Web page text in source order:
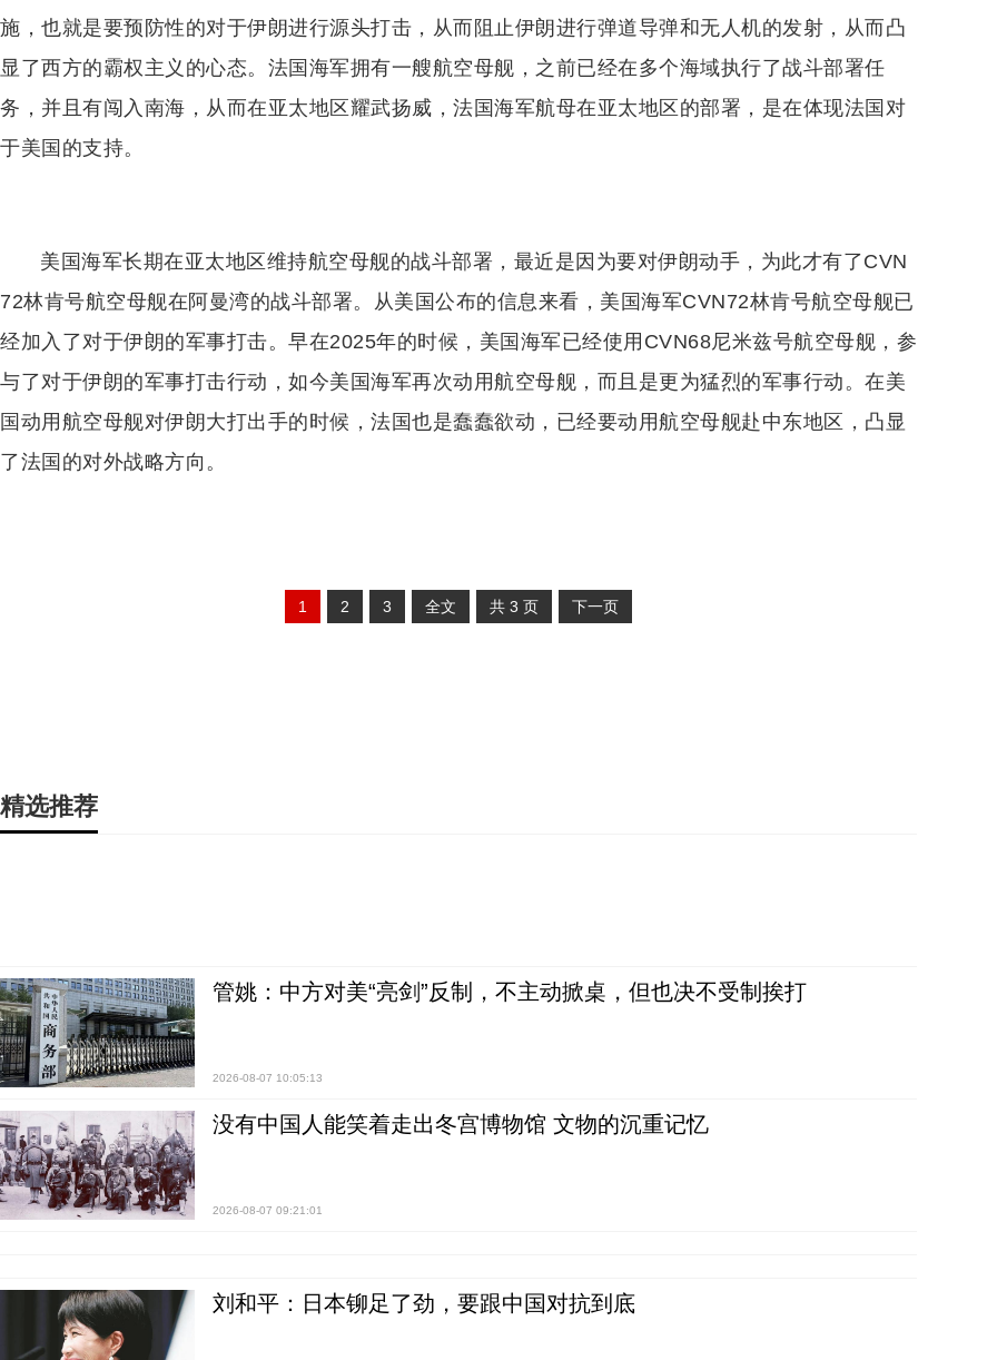
施，也就是要预防性的对于伊朗进行源头打击，从而阻止伊朗进行弹道导弹和无人机的发射，从而凸
显了西方的霸权主义的心态。法国海军拥有一艘航空母舰，之前已经在多个海域执行了战斗部署任
务，并且有闯入南海，从而在亚太地区耀武扬威，法国海军航母在亚太地区的部署，是在体现法国对
于美国的支持。
美国海军长期在亚太地区维持航空母舰的战斗部署，最近是因为要对伊朗动手，为此才有了CVN
72林肯号航空母舰在阿曼湾的战斗部署。从美国公布的信息来看，美国海军CVN72林肯号航空母舰已
经加入了对于伊朗的军事打击。早在2025年的时候，美国海军已经使用CVN68尼米兹号航空母舰，参
与了对于伊朗的军事打击行动，如今美国海军再次动用航空母舰，而且是更为猛烈的军事行动。在美
国动用航空母舰对伊朗大打出手的时候，法国也是蠢蠢欲动，已经要动用航空母舰赴中东地区，凸显
了法国的对外战略方向。
1 2 3 全文 共 3 页 下一页
精选推荐
管姚：中方对美“亮剑”反制，不主动掀桌，但也决不受制挨打
2026-08-07 10:05:13
没有中国人能笑着走出冬宫博物馆 文物的沉重记忆
2026-08-07 09:21:01
刘和平：日本铆足了劲，要跟中国对抗到底